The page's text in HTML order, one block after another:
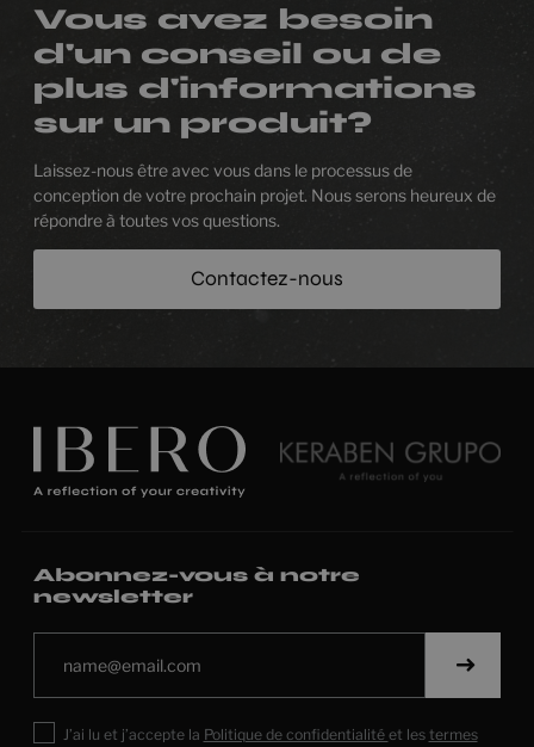
Vous avez besoin
d'un conseil ou de
plus d'informations
sur un produit?
Laissez-nous être avec vous dans le processus de
conception de votre prochain projet. Nous serons heureux de
répondre à toutes vos questions.
Contactez-nous
Abonnez-vous à notre
newsletter
J’ai lu et j’accepte la Politique de confidentialité et les termes